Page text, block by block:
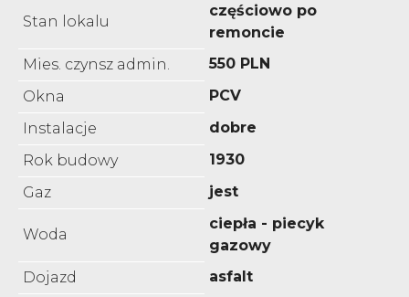
Stan lokalu
częściowo po
remoncie
Mies. czynsz admin.
550 PLN
Okna
PCV
Instalacje
dobre
Rok budowy
1930
Gaz
jest
Woda
ciepła - piecyk
gazowy
Dojazd
asfalt